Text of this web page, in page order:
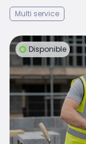
Multi service
Disponible